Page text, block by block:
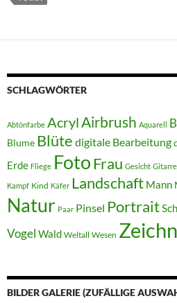
SCHLAGWÖRTER
Abtönfarbe AcrylAirbrush Aquarell
Blume Blüte digitale Bearbeitung
Erde Fliege Foto Frau Gesicht Gitarre
Kampf Kind Käfer Landschaft Mann
Natur Paar Pinsel Portrait
Vogel Wald Weltall Wesen
BILDER GALERIE (ZUFÄLLIGE